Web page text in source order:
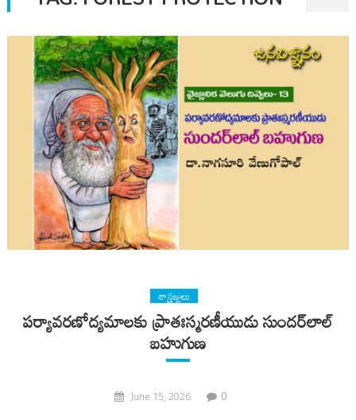
శాస్త్రజ్ఞులు
పర్యావరణోద్యమాలకు ప్రాతఃస్మరణీయుడు సుందర్​లాల్
బహుగుణ
June 15, 2026 0